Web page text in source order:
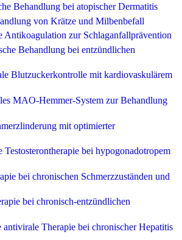
Behandlung bei atopischer Dermatitis
von Krätze und Milbenbefall
Antikoagulation zur Schlaganfallprävention
Behandlung bei entzündlichen
Blutzuckerkontrolle mit kardiovaskulärem
MAO-Hemmer-System zur Behandlung
mit optimierter
bei hypogonadotropem
bei chronischen Schmerzzuständen und
bei chronisch-entzündlichen
Therapie bei chronischer Hepatitis